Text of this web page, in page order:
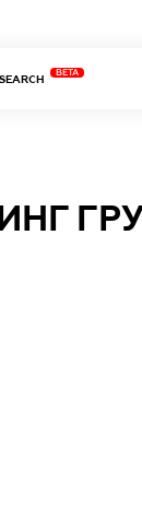
BETA